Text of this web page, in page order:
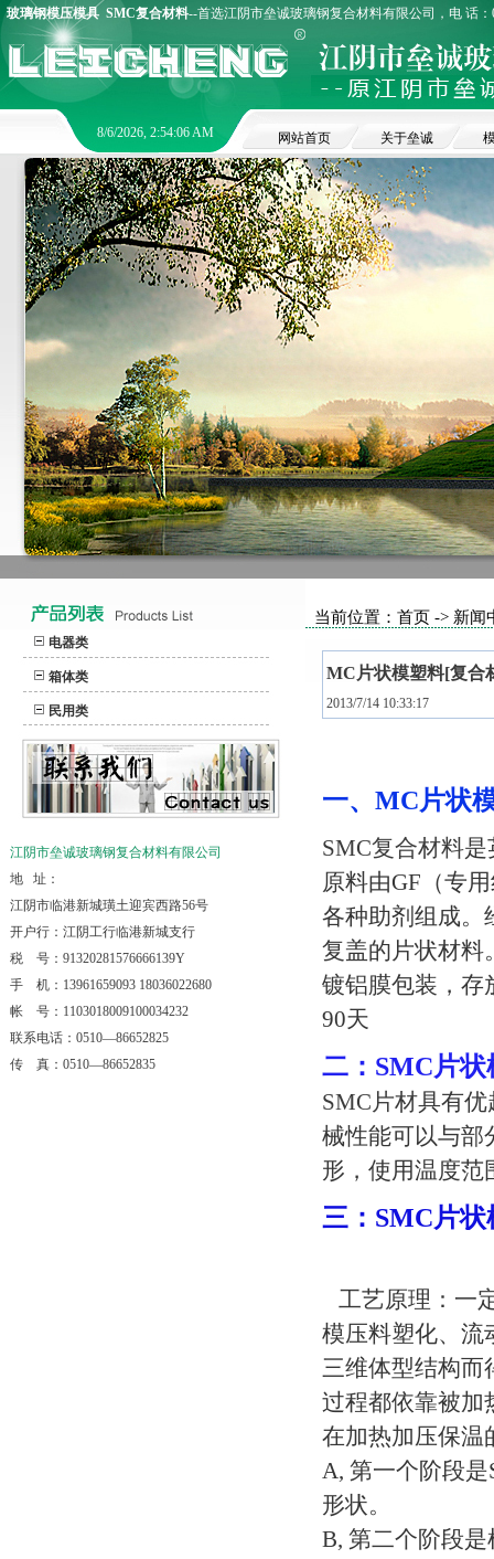
玻璃钢模压模具 SMC复合材料--首选江阴市垒诚玻璃钢复合材料有限公司，电 话
8/6/2026, 2:54:06 AM 网站首页 关于垒诚
电器类
箱体类
民用类
江阴市垒诚玻璃钢复合材料有限公司
地 址：
江阴市临港新城璜土迎宾西路56号
开户行：江阴工行临港新城支行
税 号：91320281576666139Y
手 机：13961659093 18036022680
帐 号：1103018009100034232
联系电话：0510—86652825
传 真：0510—86652835
当前位置：首页 -> 新闻
MC片状模塑料[复合
2013/7/14 10:33:17
一、 MC片状
SMC复合材料是
原料由GF （专
各种助剂组成。
复盖的片状材料
镀铝膜包装，存
90天
二： SMC片
SMC片材具有优
械性能可以与部
形，使用温度范
三： SMC片
工艺原理：一
模压料塑化、流
三维体型结构而
过程都依靠被加
在加热加压保温
A, 第一个阶段是
形状。
B, 第二个阶段